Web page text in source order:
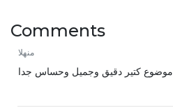
Comments
منهلا
موضوع كتير دقيق وجميل وحساس جدا